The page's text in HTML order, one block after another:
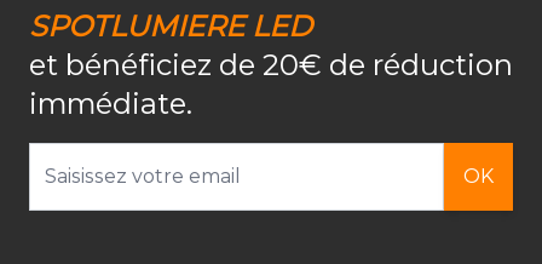
SPOTLUMIERE LED
et bénéficiez de 20€ de réduction
immédiate.
OK